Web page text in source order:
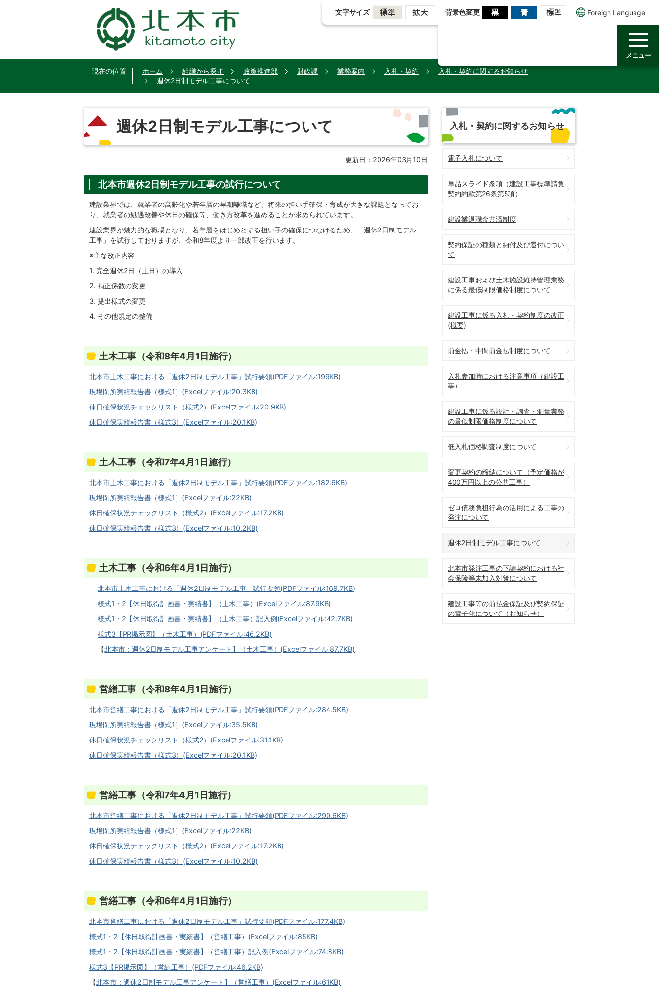
文字サイズ 背景色変更 Foreign Language
メニュー
現在の位置 ホーム 組織から探す 政策推進部 財政課 業務案内 入札・契約
入札・契約に関するお知らせ
週休2日制モデル工事について
週休2日制モデル工事について
更新日：2026年03月10日
北本市週休2日制モデル工事の試行について
建設業界では、就業者の高齢化や若年層の早期離職など、将来の担い手確保・育成が大きな課題となってお
り、就業者の処遇改善や休日の確保等、働き方改革を進めることが求められています。
建設業界が魅力的な職場となり、若年層をはじめとする担い手の確保につなげるため、「週休2日制モデル
工事」を試行しておりますが、令和8年度より一部改正を行います。
※主な改正内容
1. 完全週休2日（土日）の導入
2. 補正係数の変更
3. 提出様式の変更
4. その他規定の整備
土木工事（令和8年4月1日施行）
北本市土木工事における「週休2日制モデル工事」試行要領(PDFファイル:199KB)
現場閉所実績報告書（様式1）(Excelファイル:20.3KB)
休日確保状況チェックリスト（様式2）(Excelファイル:20.9KB)
休日確保実績報告書（様式3）(Excelファイル:20.1KB)
土木工事（令和7年4月1日施行）
北本市土木工事における「週休2日制モデル工事」試行要領(PDFファイル:182.6KB)
現場閉所実績報告書（様式1）(Excelファイル:22KB)
休日確保状況チェックリスト（様式2）(Excelファイル:17.2KB)
休日確保実績報告書（様式3）(Excelファイル:10.2KB)
土木工事（令和6年4月1日施行）
北本市土木工事における「週休2日制モデル工事」試行要領(PDFファイル:169.7KB)
様式1・2【休日取得計画書・実績書】（土木工事）(Excelファイル:87.9KB)
様式1・2【休日取得計画書・実績書】（土木工事）記入例(Excelファイル:42.7KB)
様式3【PR掲示図】（土木工事）(PDFファイル:46.2KB)
【北本市：週休2日制モデル工事アンケート】（土木工事）(Excelファイル:87.7KB)
営繕工事（令和8年4月1日施行）
北本市営繕工事における「週休2日制モデル工事」試行要領(PDFファイル:284.5KB)
現場閉所実績報告書（様式1）(Excelファイル:35.5KB)
休日確保状況チェックリスト（様式2）(Excelファイル:31.1KB)
休日確保実績報告書（様式3）(Excelファイル:20.1KB)
営繕工事（令和7年4月1日施行）
北本市営繕工事における「週休2日制モデル工事」試行要領(PDFファイル:290.6KB)
現場閉所実績報告書（様式1）(Excelファイル:22KB)
休日確保状況チェックリスト（様式2）(Excelファイル:17.2KB)
休日確保実績報告書（様式3）(Excelファイル:10.2KB)
営繕工事（令和6年4月1日施行）
北本市営繕工事における「週休2日制モデル工事」試行要領(PDFファイル:177.4KB)
様式1・2【休日取得計画書・実績書】（営繕工事）(Excelファイル:85KB)
様式1・2【休日取得計画書・実績書】（営繕工事）記入例(Excelファイル:74.8KB)
様式3【PR掲示図】（営繕工事）(PDFファイル:46.2KB)
【北本市：週休2日制モデル工事アンケート】（営繕工事）(Excelファイル:61KB)
入札・契約に関するお知らせ
電子入札について
単品スライド条項（建設工事標準請負
契約約款第26条第5項）
建設業退職金共済制度
契約保証の種類と納付及び還付につい
て
建設工事および土木施設維持管理業務
に係る最低制限価格制度について
建設工事に係る入札・契約制度の改正
(概要)
前金払・中間前金払制度について
入札参加時における注意事項（建設工
事）
建設工事に係る設計・調査・測量業務
の最低制限価格制度について
低入札価格調査制度について
変更契約の締結について（予定価格が
400万円以上の公共工事）
ゼロ債務負担行為の活用による工事の
発注について
週休2日制モデル工事について
北本市発注工事の下請契約における社
会保険等未加入対策について
建設工事等の前払金保証及び契約保証
の電子化について（お知らせ）